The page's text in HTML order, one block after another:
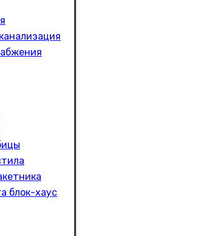
блок-хаус